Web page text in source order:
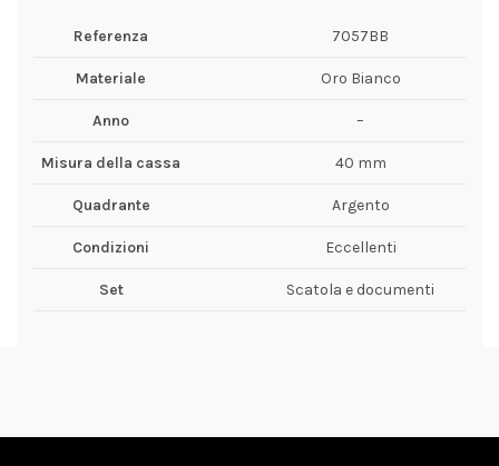
Referenza 7057BB
Materiale Oro Bianco
Anno –
Misura della cassa 40 mm
Quadrante Argento
Condizioni Eccellenti
Set Scatola e documenti